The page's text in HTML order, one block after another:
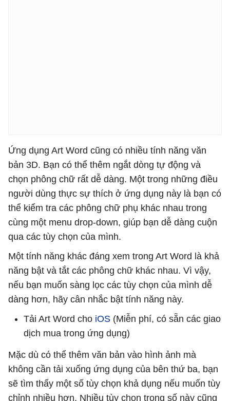
Ứng dụng Art Word cũng có nhiều tính năng văn
bản 3D. Bạn có thể thêm ngắt dòng tự động và
chọn phông chữ rất dễ dàng. Một trong những điều
người dùng thực sự thích ở ứng dụng này là bạn có
thể kiểm tra các phông chữ phụ khác nhau trong
cùng một menu drop-down, giúp bạn dễ dàng cuộn
qua các tùy chọn của mình.
Một tính năng khác đáng xem trong Art Word là khả
năng bật và tắt các phông chữ khác nhau. Vì vậy,
nếu bạn muốn sàng lọc các tùy chọn của mình dễ
dàng hơn, hãy cân nhắc bật tính năng này.
Tải Art Word cho iOS (Miễn phí, có sẵn các giao
dịch mua trong ứng dụng)
Mặc dù có thể thêm văn bản vào hình ảnh mà
không cần tải xuống ứng dụng của bên thứ ba, bạn
sẽ tìm thấy một số tùy chọn khả dụng nếu muốn tùy
chỉnh nhiều hơn. Nhiều tùy chọn trong số này cũng